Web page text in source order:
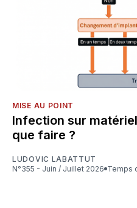
MISE AU POINT
Infection sur
que faire ?
LUDOVIC LABATTUT
N°355 - Juin / Juillet 2026